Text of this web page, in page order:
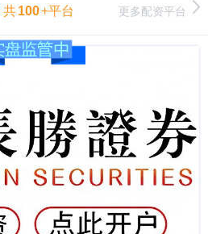
共100+平台 更多配资平台